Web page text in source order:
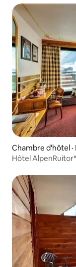
Chambre d'hôtel ·
Hôtel